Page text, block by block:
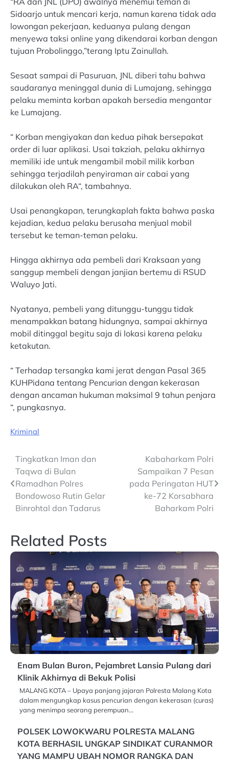
Sidoarjo untuk mencari kerja, namun karena tidak ada
lowongan pekerjaan, keduanya pulang dengan
menyewa taksi online yang dikendarai korban dengan
tujuan Probolinggo,”terang Iptu Zainullah.
Sesaat sampai di Pasuruan, JNL diberi tahu bahwa
saudaranya meninggal dunia di Lumajang, sehingga
pelaku meminta korban apakah bersedia mengantar
ke Lumajang.
“ Korban mengiyakan dan kedua pihak bersepakat
order di luar aplikasi. Usai takziah, pelaku akhirnya
memiliki ide untuk mengambil mobil milik korban
sehingga terjadilah penyiraman air cabai yang
dilakukan oleh RA“, tambahnya.
Usai penangkapan, terungkaplah fakta bahwa paska
kejadian, kedua pelaku berusaha menjual mobil
tersebut ke teman-teman pelaku.
Hingga akhirnya ada pembeli dari Kraksaan yang
sanggup membeli dengan janjian bertemu di RSUD
Waluyo Jati.
Nyatanya, pembeli yang ditunggu-tunggu tidak
menampakkan batang hidungnya, sampai akhirnya
mobil ditinggal begitu saja di lokasi karena pelaku
ketakutan.
“ Terhadap tersangka kami jerat dengan Pasal 365
KUHPidana tentang Pencurian dengan kekerasan
dengan ancaman hukuman maksimal 9 tahun penjara
“, pungkasnya.
Kriminal
Post
navigation
Tingkatkan Iman dan
Taqwa di Bulan
Ramadhan Polres
Bondowoso Rutin Gelar
Binrohtal dan Tadarus
Kabaharkam Polri
Sampaikan 7 Pesan
pada Peringatan HUT
ke-72 Korsabhara
Baharkam Polri
Related Posts
Enam Bulan Buron, Pejambret Lansia Pulang dari
Klinik Akhirnya di Bekuk Polisi
MALANG KOTA – Upaya panjang jajaran Polresta Malang Kota
dalam mengungkap kasus pencurian dengan kekerasan (curas)
yang menimpa seorang perempuan…
POLSEK LOWOKWARU POLRESTA MALANG
KOTA BERHASIL UNGKAP SINDIKAT CURANMOR
YANG MAMPU UBAH NOMOR RANGKA DAN